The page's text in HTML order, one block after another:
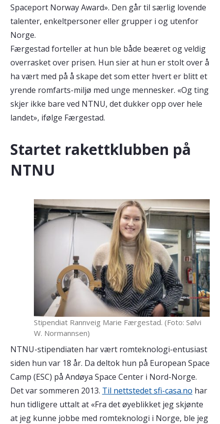
Spaceport Norway Award». Den går til særlig lovende
talenter, enkeltpersoner eller grupper i og utenfor
Norge.
Færgestad forteller at hun ble både beæret og veldig
overrasket over prisen. Hun sier at hun er stolt over å
ha vært med på å skape det som etter hvert er blitt et
yrende romfarts-miljø med unge mennesker. «Og ting
skjer ikke bare ved NTNU, det dukker opp over hele
landet», ifølge Færgestad.
Startet rakettklubben på
NTNU
Stipendiat Rannveig Marie Færgestad. (Foto: Sølvi
W. Normannsen)
NTNU-stipendiaten har vært romteknologi-entusiast
siden hun var 18 år. Da deltok hun på European Space
Camp (ESC) på Andøya Space Center i Nord-Norge.
Det var sommeren 2013. Til nettstedet sfi-casa.no har
hun tidligere uttalt at «Fra det øyeblikket jeg skjønte
at jeg kunne jobbe med romteknologi i Norge, ble jeg